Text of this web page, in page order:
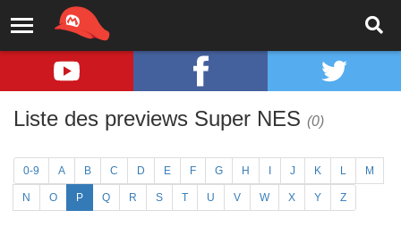
Liste des previews Super NES (0)
0-9 A B C D E F G H J K L M
N O P Q R S T U V W X Y Z